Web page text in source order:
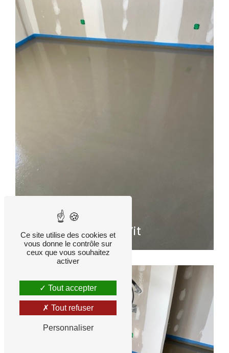
Saint-Vit
Ce site utilise des cookies et
vous donne le contrôle sur
ceux que vous souhaitez
activer
Tout accepter
Tout refuser
Personnaliser